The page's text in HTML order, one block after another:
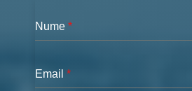
Nume *
Email *